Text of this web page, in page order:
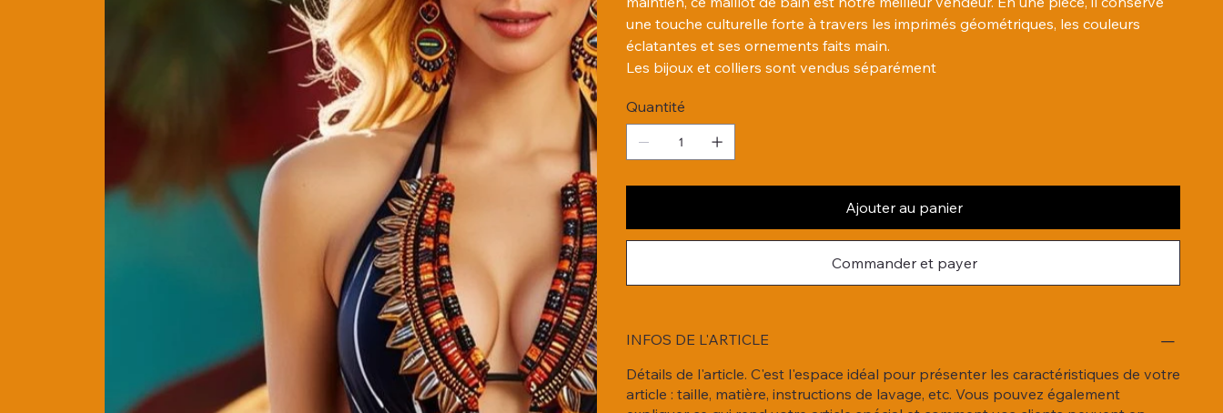
une touche culturelle forte à travers les imprimés géométriques, les couleurs
éclatantes et ses ornements faits main.
Les bijoux et colliers sont vendus séparément
Quantité
Ajouter au panier
Commander et payer
INFOS DE L'ARTICLE
Détails de l'article. C'est l'espace idéal pour présenter les caractéristiques de votre
article : taille, matière, instructions de lavage, etc. Vous pouvez également